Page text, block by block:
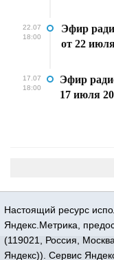
22.07
18:00
Эфир
от 22
17.07
18:00
Эфир
17 июля
16+ © 2015-2026
Настоящий ресурс
Яндекс.Метрика,
(119021, Россия,
Яндекс)). Сервис